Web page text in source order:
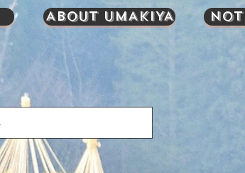
About UMAKIYA